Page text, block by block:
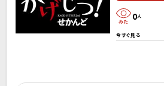
0人
今すぐ見る